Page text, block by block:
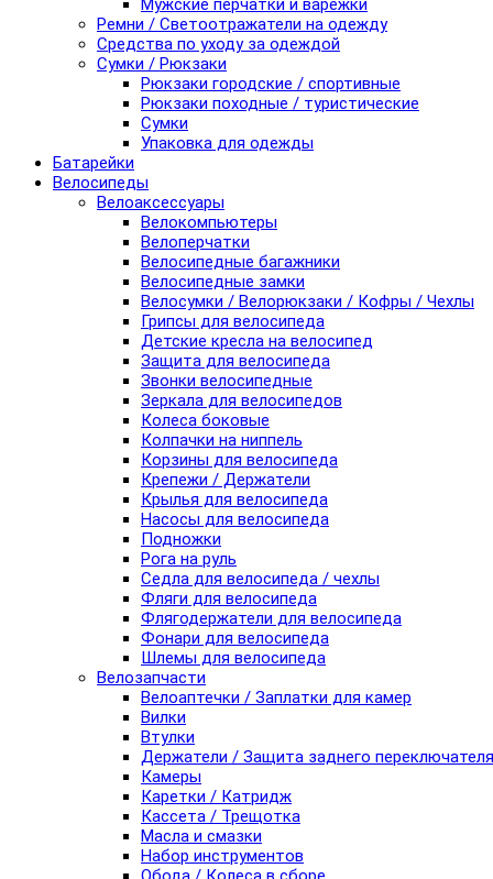
Мужские перчатки и варежки
Ремни / Светоотражатели на одежду
Средства по уходу за одеждой
Сумки / Рюкзаки
Рюкзаки городские / спортивные
Рюкзаки походные / туристические
Сумки
Упаковка для одежды
Батарейки
Велосипеды
Велоаксессуары
Велокомпьютеры
Велоперчатки
Велосипедные багажники
Велосипедные замки
Велосумки / Велорюкзаки / Кофры / Чехлы
Грипсы для велосипеда
Детские кресла на велосипед
Защита для велосипеда
Звонки велосипедные
Зеркала для велосипедов
Колеса боковые
Колпачки на ниппель
Корзины для велосипеда
Крепежи / Держатели
Крылья для велосипеда
Насосы для велосипеда
Подножки
Рога на руль
Седла для велосипеда / чехлы
Фляги для велосипеда
Флягодержатели для велосипеда
Фонари для велосипеда
Шлемы для велосипеда
Велозапчасти
Велоаптечки / Заплатки для камер
Вилки
Втулки
Держатели / Защита заднего переключателя
Камеры
Каретки / Катридж
Кассета / Трещотка
Масла и смазки
Набор инструментов